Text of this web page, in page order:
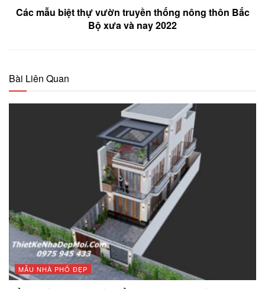
Các mẫu biệt thự vườn truyền thống nông thôn Bắc
Bộ xưa và nay 2022
Bài Liên Quan
MẪU NHÀ PHỐ ĐẸP